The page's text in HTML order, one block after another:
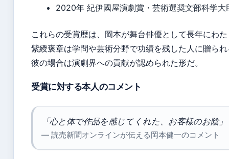
2020年 紀伊國屋演劇賞・芸術選奨文部科学大
これらの受賞歴は、岡本が舞台俳優として長年にわ
紫綬褒章は学問や芸術分野で功績を残した人に贈ら
彼の場合は演劇界への貢献が認められた形だ。
受賞に対する本人のコメント
「心と体で作品を感じてくれた、お客様のお陰」
— 読売新聞オンラインが伝える岡本健一のコメント